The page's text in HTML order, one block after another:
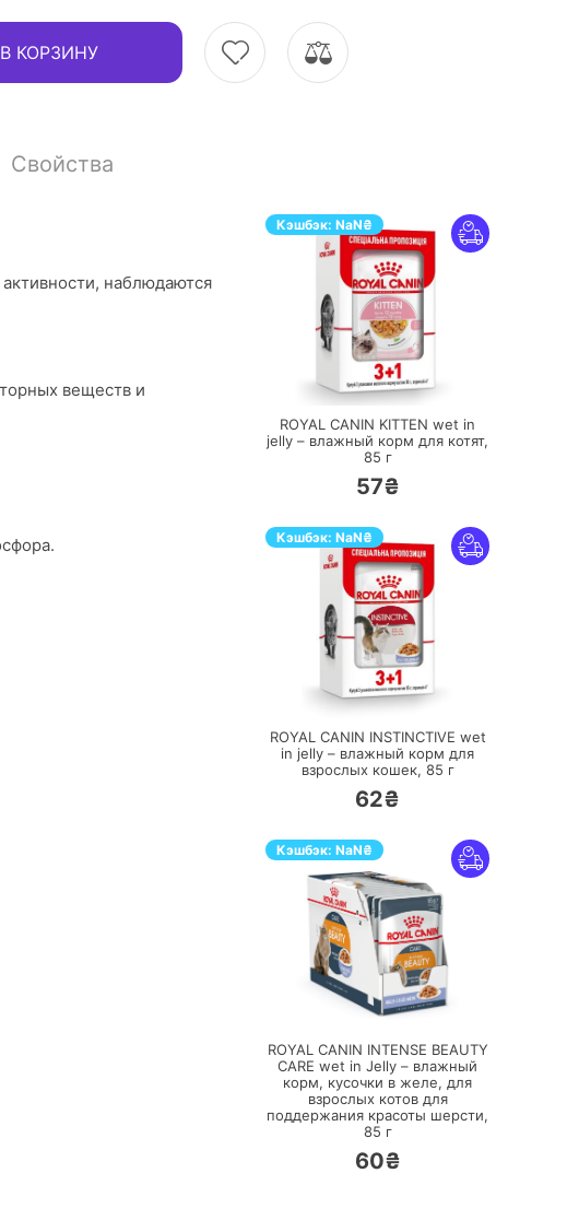
В КОРЗИНУ
Свойства
наблюдаются
веществ и
Кэшбэк: NaN₴
ПЕРЕЙТИ
ROYAL CANIN KITTEN wet in
jelly – влажный корм для котят,
85 г
57₴
Кэшбэк: NaN₴
ПЕРЕЙТИ
ROYAL CANIN INSTINCTIVE wet
in jelly – влажный корм для
взрослых кошек, 85 г
62₴
Кэшбэк: NaN₴
ПЕРЕЙТИ
ROYAL CANIN INTENSE BEAUTY
CARE wet in Jelly – влажный
корм, кусочки в желе, для
взрослых котов для
поддержания красоты шерсти,
85 г
60₴